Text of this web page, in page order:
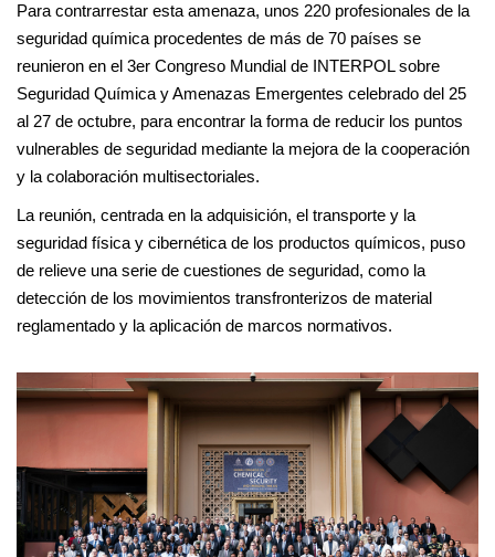
Para contrarrestar esta amenaza, unos 220 profesionales de la
seguridad química procedentes de más de 70 países se
reunieron en el 3er Congreso Mundial de INTERPOL sobre
Seguridad Química y Amenazas Emergentes celebrado del 25
al 27 de octubre, para encontrar la forma de reducir los puntos
vulnerables de seguridad mediante la mejora de la cooperación
y la colaboración multisectoriales.
La reunión, centrada en la adquisición, el transporte y la
seguridad física y cibernética de los productos químicos, puso
de relieve una serie de cuestiones de seguridad, como la
detección de los movimientos transfronterizos de material
reglamentado y la aplicación de marcos normativos.